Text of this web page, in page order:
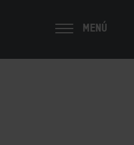
MENÚ